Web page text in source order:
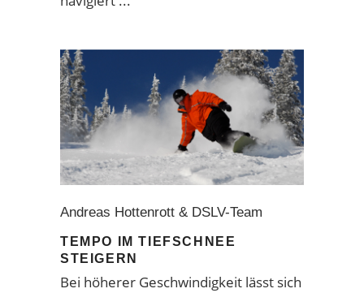
Andreas Hottenrott & DSLV-Team
TEMPO IM TIEFSCHNEE
STEIGERN
Bei höherer Geschwindigkeit lässt sich